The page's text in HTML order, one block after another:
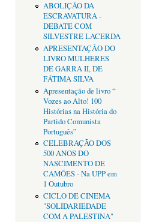
ABOLIÇÃO DA
ESCRAVATURA -
DEBATE COM
SILVESTRE LACERDA
APRESENTAÇÂO DO
LIVRO MULHERES
DE GARRA II, DE
FÁTIMA SILVA
Apresentação de livro “
Vozes ao Alto! 100
Histórias na História do
Partido Comunista
Português”
CELEBRAÇÃO DOS
500 ANOS DO
NASCIMENTO DE
CAMÕES - Na UPP em
1 Outubro
CICLO DE CINEMA
"SOLIDARIEDADE
COM A PALESTINA"